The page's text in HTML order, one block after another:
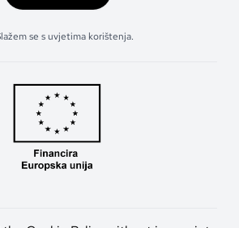
se s uvjetima korištenja.